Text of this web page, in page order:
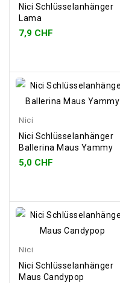
Nici Schlüsselanhänger
Lama
7,9 CHF
Nici
Nici Schlüsselanhänger
Ballerina Maus Yammy
5,0 CHF
Nici
Nici Schlüsselanhänger
Maus Candypop